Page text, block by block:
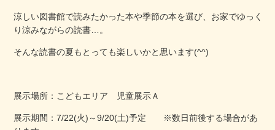
涼しい図書館で読みたかった本や季節の本を選び、お家でゆっく
り涼みながらの読書…。
そんな読書の夏もとっても楽しいかと思います(^^)
展示場所：こどもエリア 児童展示Ａ
展示期間：7/22(火)～9/20(土)予定 ※数日前後する場合があ